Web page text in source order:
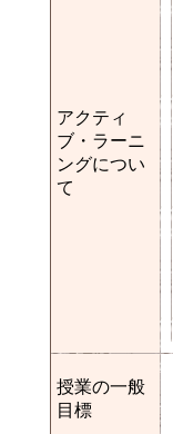
アクティ
ブ・ラーニ
ングについ
て
授業の一般
目標